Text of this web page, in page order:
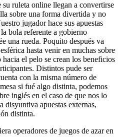
ruleta online llegan a convertirse
sobre una forma divertida y no
jugador hace sus apuestas
bola referente a gobierno
una rueda. Poquito después va
hasta venir en muchas sobre
hacia el pelo se crean los beneficios
Distintos pude ser
con la misma número de
si fué algo distinta, podemos
inglés en el caso de que nos lo
disyuntiva apuestas externas,
distinta.
operadores de juegos de azar en